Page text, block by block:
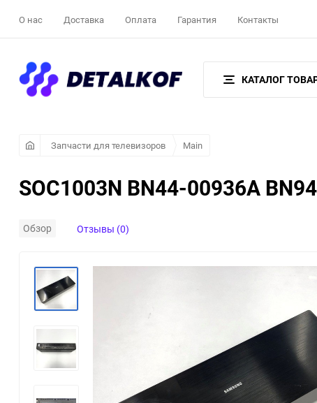
О нас Доставка Оплата Гарантия Контакты
КАТАЛОГ
Запчасти для телевизоров Main
SOC1003N BN44-00936A
Обзор Отзывы (0)